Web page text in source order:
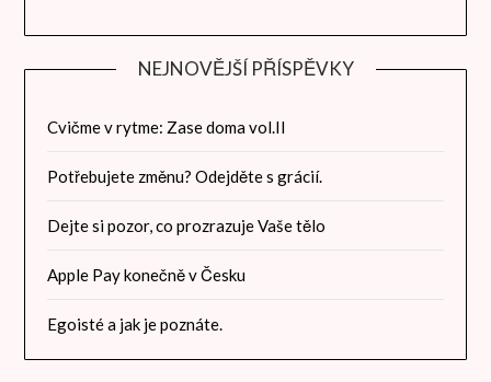
NEJNOVĚJŠÍ PŘÍSPĚVKY
Cvičme v rytme: Zase doma vol.II
Potřebujete změnu? Odejděte s grácií.
Dejte si pozor, co prozrazuje Vaše tělo
Apple Pay konečně v Česku
Egoisté a jak je poznáte.